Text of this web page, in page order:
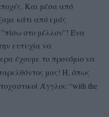
Και μέσα από
κάτι από εμάς
στο μέλλον”! Ένα
ευτυχία να
έχουμε το προνόμιο να
μας! Ή, όπως
Άγγλοι: “with the